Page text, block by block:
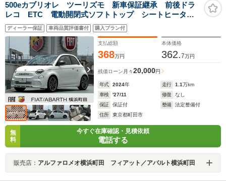
500eカブリオレ ツーリズモ 新車保証継承 前後ドラ
レコ ETC 電動開閉式ソフトトップ シートヒータ
ー コネクテッドナビ JBLサウンド オートブレーキ
Hold'N'Go エンジンサウンドジェネレーター 360度ソ
ナー後カメラ ワンオーナー禁煙
ディーラー保証 車両品質評価書付 購入プラン付
支払総額
368万円
本体価格
362.7万円
残価ローン 月々20,000円
年式 2024年 走行 1.1万km
車検
'27/11 修復
なし
保証
保証付 整備
法定整備付
住所
東京都町田市
無
料
今すぐ在庫確認・見積依頼
電話する
販売店： アルファロメオ横浜町田 フィアット／アバルト横浜町田